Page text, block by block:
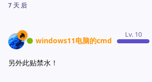
7 天 后
windows11电脑的cmd
Lv. 10
另外此贴禁水！